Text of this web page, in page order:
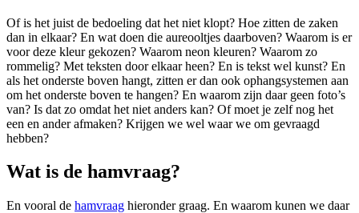
Of is het juist de bedoeling dat het niet klopt? Hoe zitten de zaken
dan in elkaar? En wat doen die aureooltjes daarboven? Waarom is er
voor deze kleur gekozen? Waarom neon kleuren? Waarom zo
rommelig? Met teksten door elkaar heen? En is tekst wel kunst? En
als het onderste boven hangt, zitten er dan ook ophangsystemen aan
om het onderste boven te hangen? En waarom zijn daar geen foto’s
van? Is dat zo omdat het niet anders kan? Of moet je zelf nog het
een en ander afmaken? Krijgen we wel waar we om gevraagd
hebben?
Wat is de hamvraag?
En vooral de hamvraag hieronder graag. En waarom kunen we daar